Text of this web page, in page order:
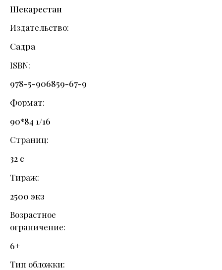
Шекарестан
Издательство
Садра
ISBN
978-5-906859-67-9
Формат
90*84 1/16
Страниц
32 с
Тираж
2500 экз
Возрастное
ограничение
6+
Тип обложки